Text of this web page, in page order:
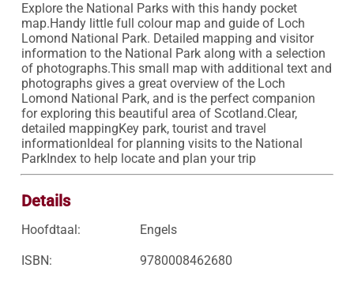
Explore the National Parks with this handy pocket
map.Handy little full colour map and guide of Loch
Lomond National Park. Detailed mapping and visitor
information to the National Park along with a selection
of photographs.This small map with additional text and
photographs gives a great overview of the Loch
Lomond National Park, and is the perfect companion
for exploring this beautiful area of Scotland.Clear,
detailed mappingKey park, tourist and travel
informationIdeal for planning visits to the National
ParkIndex to help locate and plan your trip
Details
Hoofdtaal: Engels
ISBN: 9780008462680